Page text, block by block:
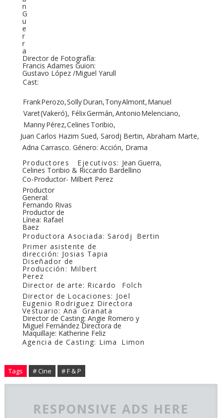
n
G
u
e
r
r
a
Director de Fotografía:
Francis Adames Guion:
Gustavo López /Miguel Yarull
Cast:
FrankPerozo,SollyDuran,TonyAlmont,Manuel
Varet(Vakeró), FélixGermán,AntonioMelenciano,
MannyPérez,Celines Toribio,
Juan Carlos Hazim Sued, Sarodj Bertin, Abraham Marte,
Adria Carrasco. Género: Acción, Drama
Productores
Ejecutivos: Jean Guerra,
Celines Toribio & Riccardo Bardellino
Co-Productor- Milbert Perez
Productor
General:
Fernando Rivas
Productor de
Línea: Rafael
Baez
Productora Asociada:Sarodj
Bertin
Primer asistentede
dirección: Josias Tapia
Diseñador de
Producción: Milbert
Perez
Director dearte: Ricardo
Folch
Director de Locaciones: Joel
Eugenio Rodriguez Directora
Vestuario:Ana Granata
Director de Casting: Angie Romero y
Miguel Fernández Directora de
Maquillaje: Katherine Feliz
Agenciade Casting: Lima Limon
Tags # Cine # F & P
RESPONSIVE ADS HERE